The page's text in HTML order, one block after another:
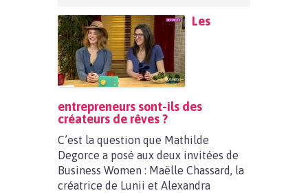
Les
entrepreneurs sont-ils des
créateurs de rêves ?
C’est la question que Mathilde
Degorce a posé aux deux invitées de
Business Women : Maëlle Chassard, la
créatrice de Lunii et Alexandra